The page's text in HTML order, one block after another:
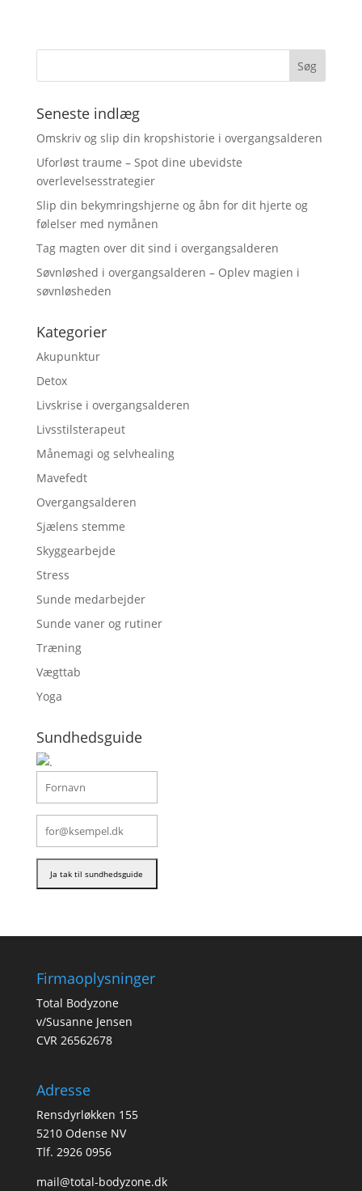
Seneste indlæg
Omskriv og slip din kropshistorie i overgangsalderen
Uforløst traume – Spot dine ubevidste
overlevelsesstrategier
Slip din bekymringshjerne og åbn for dit hjerte og
følelser med nymånen
Tag magten over dit sind i overgangsalderen
Søvnløshed i overgangsalderen – Oplev magien i
søvnløsheden
Kategorier
Akupunktur
Detox
Livskrise i overgangsalderen
Livsstilsterapeut
Månemagi og selvhealing
Mavefedt
Overgangsalderen
Sjælens stemme
Skyggearbejde
Stress
Sunde medarbejder
Sunde vaner og rutiner
Træning
Vægttab
Yoga
Sundhedsguide
Firmaoplysninger
Total Bodyzone
v/Susanne Jensen
CVR 26562678
Adresse
Rensdyrløkken 155
5210 Odense NV
Tlf. 2926 0956
mail@total-bodyzone.dk